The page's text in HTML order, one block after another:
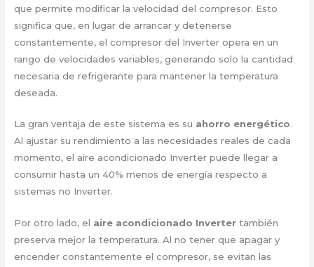
que permite modificar la velocidad del compresor. Esto
significa que, en lugar de arrancar y detenerse
constantemente, el compresor del Inverter opera en un
rango de velocidades variables, generando solo la cantidad
necesaria de refrigerante para mantener la temperatura
deseada.
La gran ventaja de este sistema es su ahorro energético.
Al ajustar su rendimiento a las necesidades reales de cada
momento, el aire acondicionado Inverter puede llegar a
consumir hasta un 40% menos de energía respecto a
sistemas no Inverter.
Por otro lado, el aire acondicionado Inverter también
preserva mejor la temperatura. Al no tener que apagar y
encender constantemente el compresor, se evitan las